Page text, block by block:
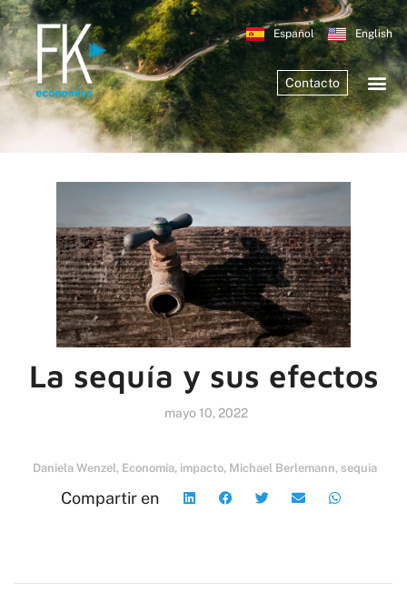
Español English
Contacto
La sequía y sus efectos
mayo 10, 2022
Daniela Wenzel, Economía, impacto, Michael Berlemann, sequia
Compartir en